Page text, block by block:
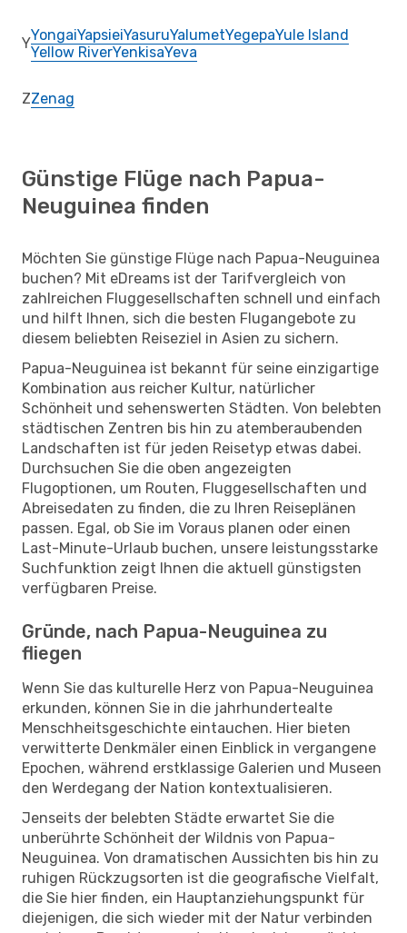
YYongaiYapsieiYasuruYalumetYegepaYule Island
Yellow RiverYenkisaYeva
ZZenag
Günstige Flüge nach Papua-
Neuguinea finden
Möchten Sie günstige Flüge nach Papua-Neuguinea
buchen? Mit eDreams ist der Tarifvergleich von
zahlreichen Fluggesellschaften schnell und einfach
und hilft Ihnen, sich die besten Flugangebote zu
diesem beliebten Reiseziel in Asien zu sichern.
Papua-Neuguinea ist bekannt für seine einzigartige
Kombination aus reicher Kultur, natürlicher
Schönheit und sehenswerten Städten. Von belebten
städtischen Zentren bis hin zu atemberaubenden
Landschaften ist für jeden Reisetyp etwas dabei.
Durchsuchen Sie die oben angezeigten
Flugoptionen, um Routen, Fluggesellschaften und
Abreisedaten zu finden, die zu Ihren Reiseplänen
passen. Egal, ob Sie im Voraus planen oder einen
Last-Minute-Urlaub buchen, unsere leistungsstarke
Suchfunktion zeigt Ihnen die aktuell günstigsten
verfügbaren Preise.
Gründe, nach Papua-Neuguinea zu
fliegen
Wenn Sie das kulturelle Herz von Papua-Neuguinea
erkunden, können Sie in die jahrhundertealte
Menschheitsgeschichte eintauchen. Hier bieten
verwitterte Denkmäler einen Einblick in vergangene
Epochen, während erstklassige Galerien und Museen
den Werdegang der Nation kontextualisieren.
Jenseits der belebten Städte erwartet Sie die
unberührte Schönheit der Wildnis von Papua-
Neuguinea. Von dramatischen Aussichten bis hin zu
ruhigen Rückzugsorten ist die geografische Vielfalt,
die Sie hier finden, ein Hauptanziehungspunkt für
diejenigen, die sich wieder mit der Natur verbinden